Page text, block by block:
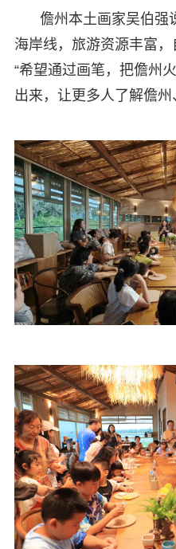
儋州本土画家吴伯强
海岸线，旅游资源丰富，
“希望通过画笔，把儋州
出来，让更多人了解儋州